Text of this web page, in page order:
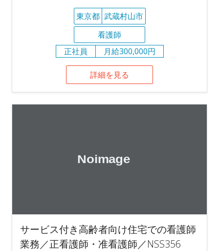
東京都 武蔵村山市
看護師
正社員
月給300,000円
詳細を見る
サービス付き高齢者向け住宅での看護師
業務／正看護師・准看護師／NSS356